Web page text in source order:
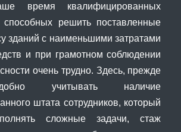
время квалифицированных
способных решить поставленные
зданий с наименьшими затратами
и при грамотном соблюдении
очень трудно. Здесь, прежде
учитывать наличие
штата сотрудников, который
сложные задачи, стаж